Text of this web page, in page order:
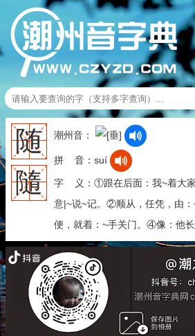
随
隨
潮州音：
拼 音：suí
字 义：①跟在后面：我~着大家
意|~说~记。②顺从，任凭，由
便，就着：~手关门。④像：他长